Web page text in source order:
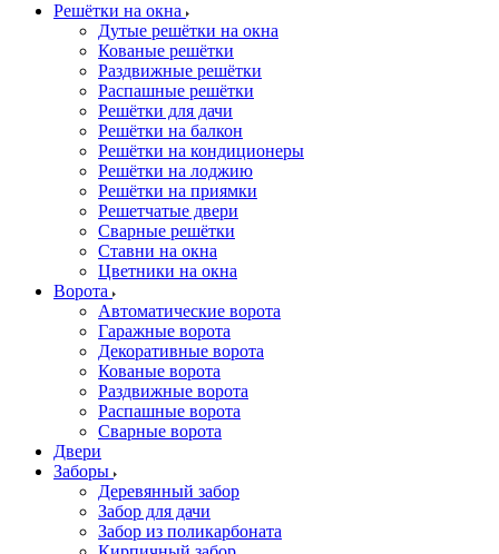
Решётки на окна
Дутые решётки на окна
Кованые решётки
Раздвижные решётки
Распашные решётки
Решётки для дачи
Решётки на балкон
Решётки на кондиционеры
Решётки на лоджию
Решётки на приямки
Решетчатые двери
Сварные решётки
Ставни на окна
Цветники на окна
Ворота
Автоматические ворота
Гаражные ворота
Декоративные ворота
Кованые ворота
Раздвижные ворота
Распашные ворота
Сварные ворота
Двери
Заборы
Деревянный забор
Забор для дачи
Забор из поликарбоната